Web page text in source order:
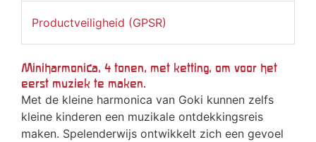
Productveiligheid (GPSR)
Miniharmonica, 4 tonen, met ketting, om voor het
eerst muziek te maken.
Met de kleine harmonica van Goki kunnen zelfs
kleine kinderen een muzikale ontdekkingsreis
maken. Spelenderwijs ontwikkelt zich een gevoel